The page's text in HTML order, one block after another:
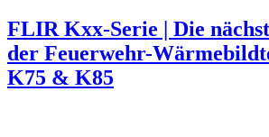
FLIR Kxx-Serie | Die
der Feuerwehr-
K75 & K85